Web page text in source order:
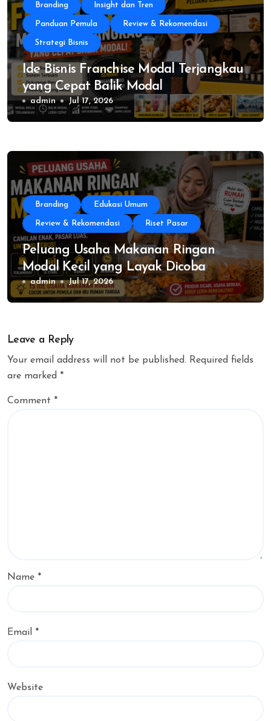
Branding Insight dan Tren
Panduan Pemula Review & Rekomendasi
Strategi Bisnis
Ide Bisnis Franchise Modal Terjangkau
yang Cepat Balik Modal
admin Jul 17, 2026
Branding Edukasi Umum
Review & Rekomendasi Riset Pasar
Peluang Usaha Makanan Ringan
Modal Kecil yang Layak Dicoba
admin Jul 17, 2026
Leave a Reply
Your email address will not be published. Required fields
are marked *
Comment *
Name *
Email *
Website